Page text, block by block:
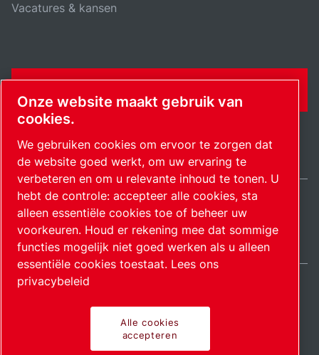
Vacatures & kansen
SitemapCookie-instellingen beheren© 2026 Auteursrecht.
Netherlands / NL
Pionierende producten.
Onze website maakt gebruik van
cookies.
We gebruiken cookies om ervoor te zorgen dat
de website goed werkt, om uw ervaring te
verbeteren en om u relevante inhoud te tonen. U
hebt de controle: accepteer alle cookies, sta
alleen essentiële cookies toe of beheer uw
voorkeuren. Houd er rekening mee dat sommige
functies mogelijk niet goed werken als u alleen
essentiële cookies toestaat. Lees ons
privacybeleid
Alle cookies
accepteren